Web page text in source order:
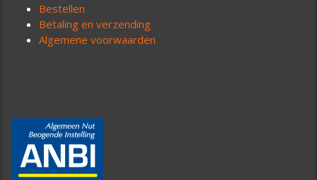
Bestellen
Betaling en verzending
Algemene voorwaarden